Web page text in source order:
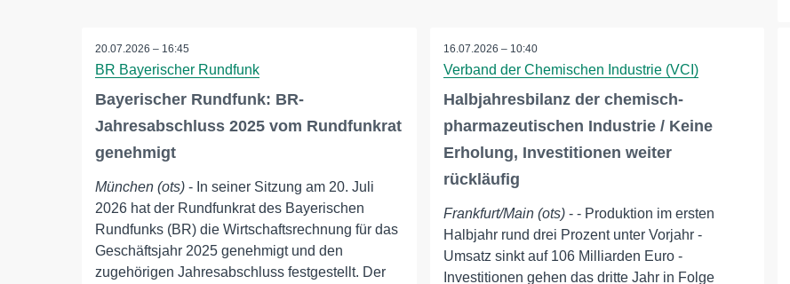
20.07.2026 – 16:45
BR Bayerischer Rundfunk
Bayerischer Rundfunk: BR-
Jahresabschluss 2025 vom Rundfunkrat
genehmigt
München (ots) - In seiner Sitzung am 20. Juli
2026 hat der Rundfunkrat des Bayerischen
Rundfunks (BR) die Wirtschaftsrechnung für das
Geschäftsjahr 2025 genehmigt und den
zugehörigen Jahresabschluss festgestellt. Der
16.07.2026 – 10:40
Verband der Chemischen Industrie (VCI)
Halbjahresbilanz der chemisch-
pharmazeutischen Industrie / Keine
Erholung, Investitionen weiter
rückläufig
Frankfurt/Main (ots)- - Produktion im ersten
Halbjahr rund drei Prozent unter Vorjahr -
Umsatz sinkt auf 106 Milliarden Euro -
Investitionen gehen das dritte Jahr in Folge